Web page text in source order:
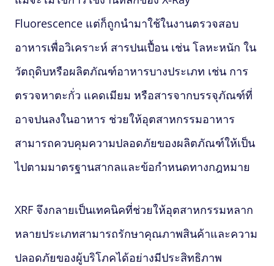
Fluorescence แต่ก็ถูกนำมาใช้ในงานตรวจสอบ
อาหารเพื่อวิเคราะห์ สารปนเปื้อน เช่น โลหะหนัก ใน
วัตถุดิบหรือผลิตภัณฑ์อาหารบางประเภท เช่น การ
ตรวจหาตะกั่ว แคดเมียม หรือสารจากบรรจุภัณฑ์ที่
อาจปนลงในอาหาร ช่วยให้อุตสาหกรรมอาหาร
สามารถควบคุมความปลอดภัยของผลิตภัณฑ์ให้เป็น
ไปตามมาตรฐานสากลและข้อกำหนดทางกฎหมาย
XRF จึงกลายเป็นเทคนิคที่ช่วยให้อุตสาหกรรมหลาก
หลายประเภทสามารถรักษาคุณภาพสินค้าและความ
ปลอดภัยของผู้บริโภคได้อย่างมีประสิทธิภาพ